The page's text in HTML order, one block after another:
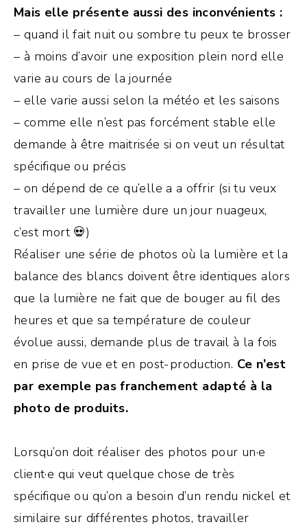
Mais elle présente aussi des inconvénients :
– quand il fait nuit ou sombre tu peux te brosser
– à moins d’avoir une exposition plein nord elle
varie au cours de la journée
– elle varie aussi selon la météo et les saisons
– comme elle n’est pas forcément stable elle
demande à être maitrisée si on veut un résultat
spécifique ou précis
– on dépend de ce qu’elle a a offrir (si tu veux
travailler une lumière dure un jour nuageux,
c’est mort 💀)
Réaliser une série de photos où la lumière et la
balance des blancs doivent être identiques alors
que la lumière ne fait que de bouger au fil des
heures et que sa température de couleur
évolue aussi, demande plus de travail à la fois
en prise de vue et en post-production. Ce n’est
par exemple pas franchement adapté à la
photo de produits.
Lorsqu’on doit réaliser des photos pour un·e
client·e qui veut quelque chose de très
spécifique ou qu’on a besoin d’un rendu nickel et
similaire sur différentes photos, travailler